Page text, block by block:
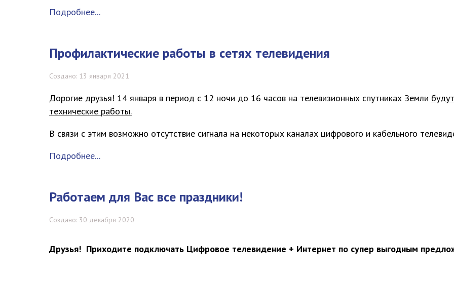
Подробнее...
Профилактические работы в сетях телевидения
Создано: 13 января 2021
Дорогие друзья! 14 января в период с 12 ночи до 16 часов на телевизионных спутниках Земли
технические работы.
В связи с этим возможно отсутствие сигнала на некоторых каналах цифрового и кабельного
Подробнее...
Работаем для Вас все праздники!
Создано: 30 декабря 2020
Друзья! Приходите подключать Цифровое телевидение + Интернет по супер выгодным